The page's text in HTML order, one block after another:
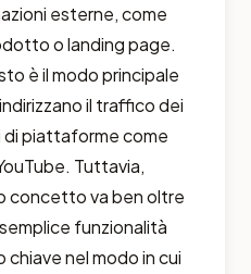
esterne, come
o landing page.
è il modo principale
il traffico dei
di piattaforme come
Tuttavia,
concetto va ben oltre
funzionalità
chiave nel modo in cui